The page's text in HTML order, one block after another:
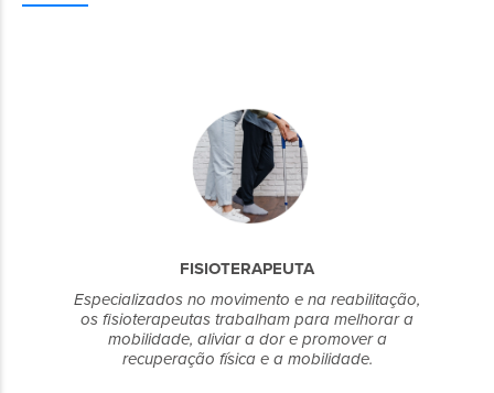
FISIOTERAPEUTA
Especializados no movimento e na reabilitação,
os fisioterapeutas trabalham para melhorar a
mobilidade, aliviar a dor e promover a
recuperação física e a mobilidade.